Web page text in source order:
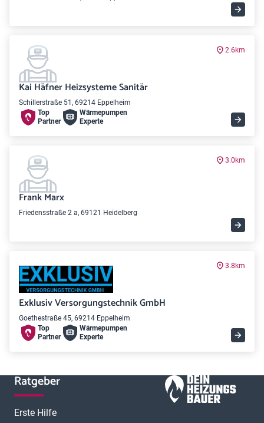
2.6km
Kai Häfner Heizsysteme Sanitär
Schillerstraße 51, 69214 Eppelheim
Top
Partner
Wärme­pumpen
Experte
3.0km
Frank Marx
Friedensstraße 2 a, 69121 Heidelberg
3.8km
Exklusiv Versorgungstechnik GmbH
Goethestraße 45, 69214 Eppelheim
Top
Partner
Wärme­pumpen
Experte
Ratgeber
Erste Hilfe